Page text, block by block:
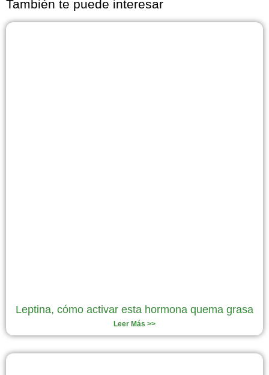
También te puede interesar
Leptina, cómo activar esta hormona quema grasa
Leer Más >>